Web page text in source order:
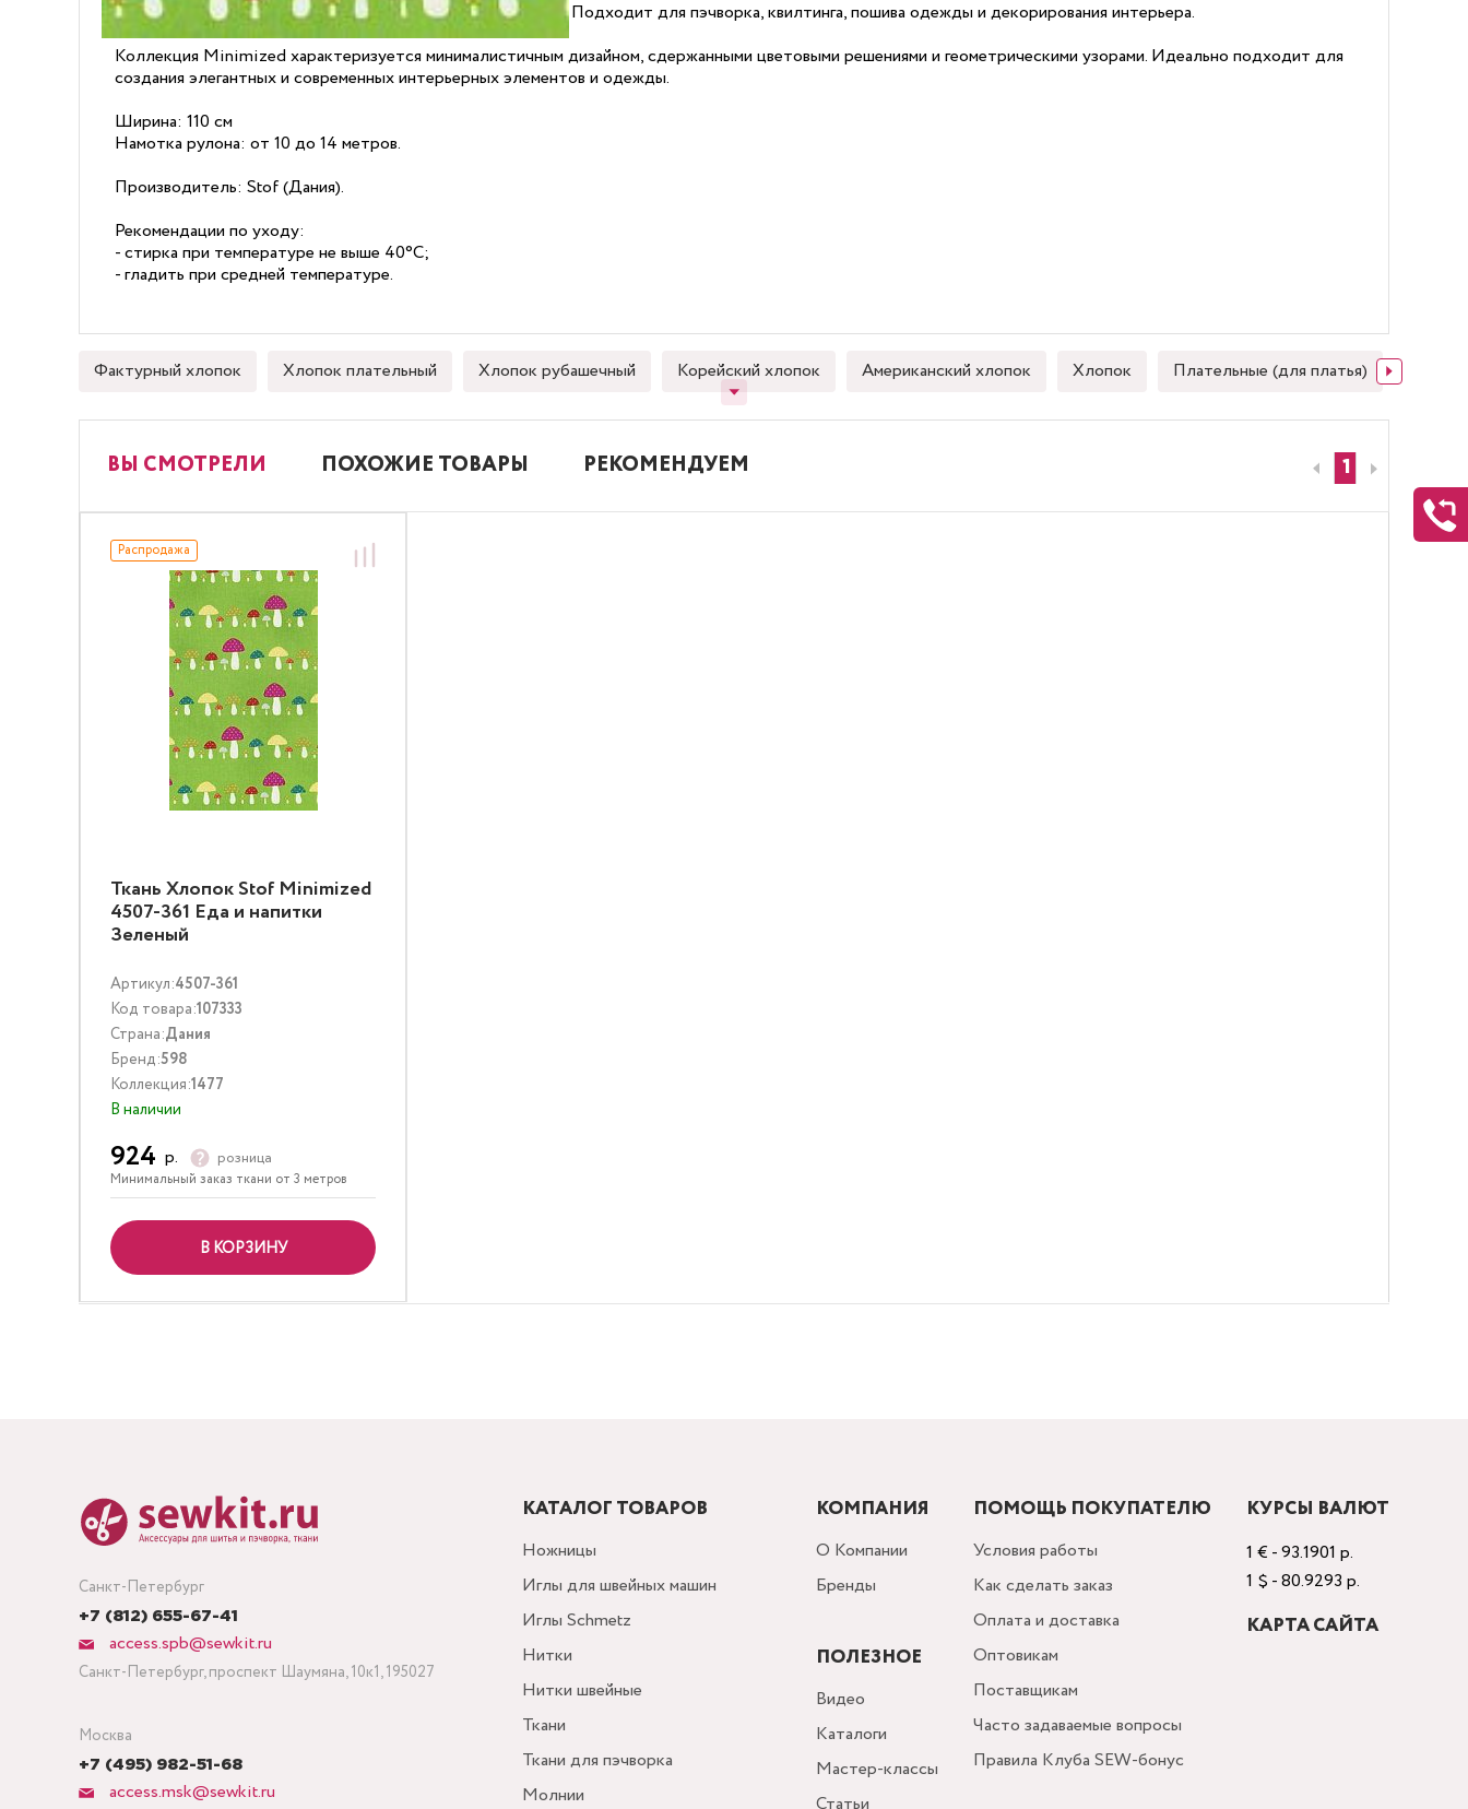
Ткань Stof Minimized 4507-361 выполнена из 100% хлопка. Подходит для пэчворка, квилтинга, пошива одежды и декорирования интерьера.
Коллекция Minimized характеризуется минималистичным дизайном, сдержанными цветовыми решениями и геометрическими узорами. Идеально подходит для
создания элегантных и современных интерьерных элементов и одежды.
Ширина: 110 см
Намотка рулона: от 10 до 14 метров.
Производитель: Stof (Дания).
Рекомендации по уходу:
- стирка при температуре не выше 40°C;
- гладить при средней температуре.
Фактурный хлопок Хлопок плательный Хлопок рубашечный Корейский хлопок Американский хлопок Хлопок Плательные (для платья)
ВЫ СМОТРЕЛИ ПОХОЖИЕ ТОВАРЫ РЕКОМЕНДУЕМ
Распродажа
Ткань Хлопок Stof Minimized
4507-361 Еда и напитки
Зеленый
Артикул:4507-361
Код товара:107333
Страна:Дания
Бренд:598
Коллекция:1477
В наличии
924 р. розница
Минимальный заказ ткани от 3 метров
В КОРЗИНУ
1
Санкт-Петербург
+7 (812) 655-67-41
access.spb@sewkit.ru
Санкт-Петербург, проспект Шаумяна, 10к1, 195027
Москва
+7 (495) 982-51-68
access.msk@sewkit.ru
КАТАЛОГ ТОВАРОВ
Ножницы
Иглы для швейных машин
Иглы Schmetz
Нитки
Нитки швейные
Ткани
Ткани для пэчворка
Молнии
КОМПАНИЯ
О Компании
Бренды
ПОЛЕЗНОЕ
Видео
Каталоги
Мастер-классы
ПОМОЩЬ ПОКУПАТЕЛЮ
Условия работы
Как сделать заказ
Оплата и доставка
Оптовикам
Поставщикам
Часто задаваемые вопросы
Правила Клуба SEW-бонус
КУРСЫ ВАЛЮТ
1 € - 93.1901 р.
1 $ - 80.9293 р.
КАРТА САЙТА